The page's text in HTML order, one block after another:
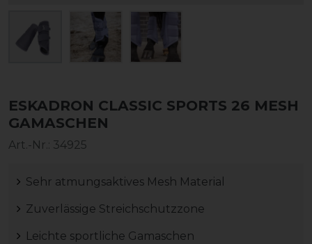
ESKADRON CLASSIC SPORTS 26 MESH
GAMASCHEN
Art.-Nr.: 34925
Sehr atmungsaktives Mesh Material
Zuverlässige Streichschutzzone
Leichte sportliche Gamaschen